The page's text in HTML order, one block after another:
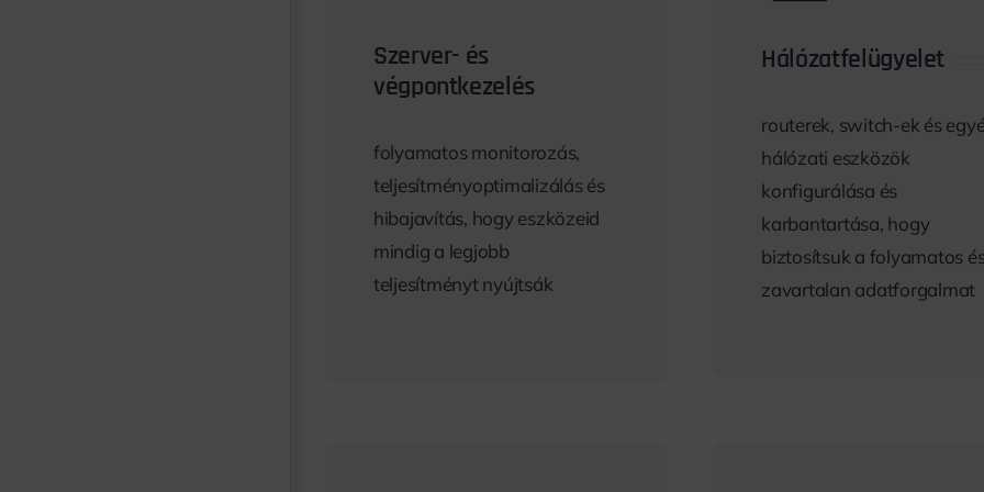
Szerver- és
végpontkezelés
folyamatos monitorozás,
teljesítményoptimalizálás és
hibajavítás, hogy eszközeid
mindig a legjobb
teljesítményt nyújtsák
Hálózatfelügyelet
routerek, switch-ek és
hálózati eszközök
konfigurálása és
karbantartása, hogy
biztosítsuk a folyamatos
zavartalan adatforgalmat